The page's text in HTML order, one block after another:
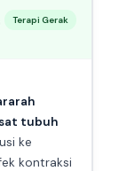
Terapi Gerak
tubuh
ke
kontraksi